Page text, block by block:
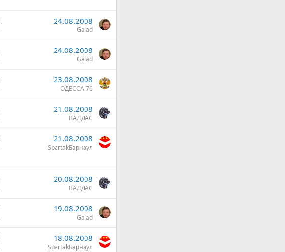
24.08.2008
Galad
24.08.2008
Galad
23.08.2008
ОДЕССА-76
21.08.2008
ВАЛДАС
21.08.2008
SpartakБарнаул
20.08.2008
ВАЛДАС
19.08.2008
Galad
18.08.2008
SpartakБарнаул